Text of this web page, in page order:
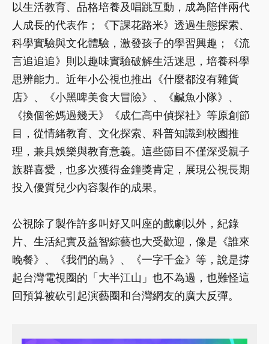
以生活教育、品格培養及唱跳互動，成為陪伴兩代
人成長的代表作；《下課花路米》透過生態探索、
科學實驗與文化體驗，激發孩子的學習興趣；《流
言追追追》則以趣味實驗破解生活迷思，培養科學
思辨能力。近年小公視也推出《什麼都沒有雜貨
店》、《小黑啤美食大冒險》、《鹹魚小隊》、
《換個爸媽過幾天》《成仁高中偵探社》等原創節
目，從情緒教育、文化探索、科普知識到校園推
理，兼具娛樂與教育意義。這些節目不僅深受親子
族群喜愛，也多次獲得金鐘獎肯定，展現公視長期
投入優質兒少內容製作的成果。
公視除了製作許多叫好又叫座的戲劇以外，紀錄
片、生活紀實及益智綜藝也大受歡迎，像是《誰來
晚餐》、《我們的島》、《一字千金》等，說是撐
起台灣電視圈的「大半江山」也不為過，也難怪這
回預算被砍引起演藝圈和台灣網友的廣大反彈。